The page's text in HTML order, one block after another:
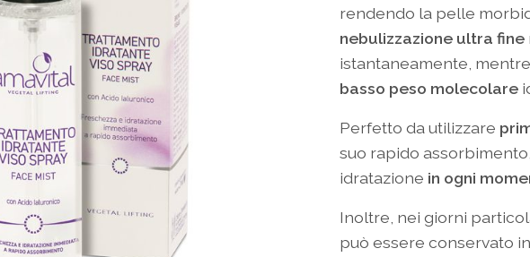
rendendo la pelle
nebulizzazione ultra fine
istantaneamente, mentre
basso peso molecolare
Perfetto da utilizzare
suo rapido
idratazione in ogni
Inoltre, nei giorni
può essere conservato